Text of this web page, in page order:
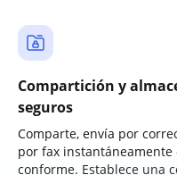
Compartición y
seguros
Comparte, envía por
por fax
conforme. Establece una